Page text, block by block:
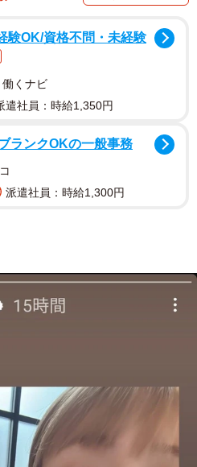
験OK/資格不問・未経験
くナビ
遣社員：時給1,350円
ランクOKの一般事務
派遣社員：時給1,300円